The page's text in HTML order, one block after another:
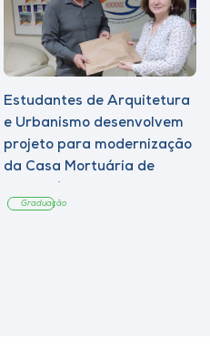
Estudantes de Arquitetura
e Urbanismo desenvolvem
projeto para modernização
da Casa Mortuária de
Graduação